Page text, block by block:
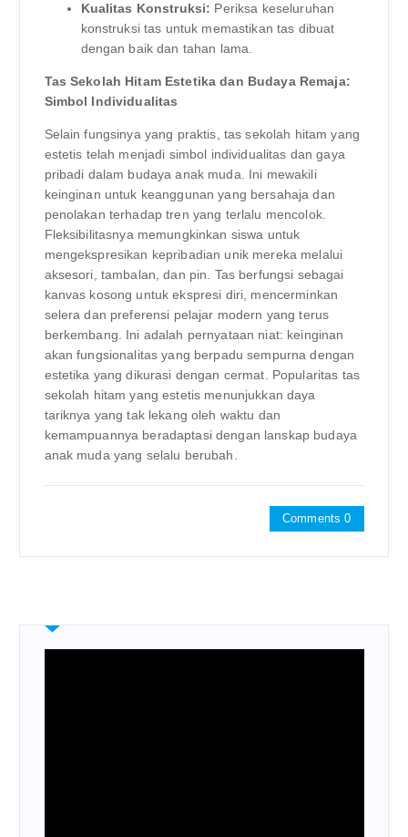
Kualitas Konstruksi: Periksa keseluruhan
konstruksi tas untuk memastikan tas dibuat
dengan baik dan tahan lama.
Tas Sekolah Hitam Estetika dan Budaya Remaja:
Simbol Individualitas
Selain fungsinya yang praktis, tas sekolah hitam yang
estetis telah menjadi simbol individualitas dan gaya
pribadi dalam budaya anak muda. Ini mewakili
keinginan untuk keanggunan yang bersahaja dan
penolakan terhadap tren yang terlalu mencolok.
Fleksibilitasnya memungkinkan siswa untuk
mengekspresikan kepribadian unik mereka melalui
aksesori, tambalan, dan pin. Tas berfungsi sebagai
kanvas kosong untuk ekspresi diri, mencerminkan
selera dan preferensi pelajar modern yang terus
berkembang. Ini adalah pernyataan niat: keinginan
akan fungsionalitas yang berpadu sempurna dengan
estetika yang dikurasi dengan cermat. Popularitas tas
sekolah hitam yang estetis menunjukkan daya
tariknya yang tak lekang oleh waktu dan
kemampuannya beradaptasi dengan lanskap budaya
anak muda yang selalu berubah.
Comments 0